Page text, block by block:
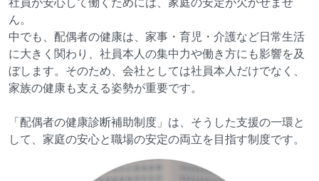
ん。
中でも、配偶者の健康は、家事・育児・介護など日常生活
に大きく関わり、社員本人の集中力や働き方にも影響を及
ぼします。そのため、会社としては社員本人だけでなく、
家族の健康も支える姿勢が重要です。
「配偶者の健康診断補助制度」は、そうした支援の一環と
して、家庭の安心と職場の安定の両立を目指す制度です。